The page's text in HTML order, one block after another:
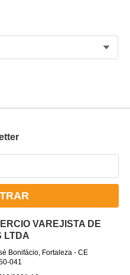
VAREJISTA DE
LTDA
Bonifácio, Fortaleza - CE
041